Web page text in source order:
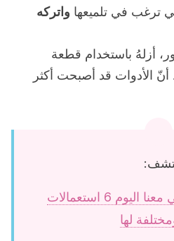
ترغب في تلميعها واتركه
أزلهُ باستخدام قطعة
الأدوات قد أصبحت أكثر
البيكنج صودا : اكتشفي معنا اليوم 6 استعمالات
لها